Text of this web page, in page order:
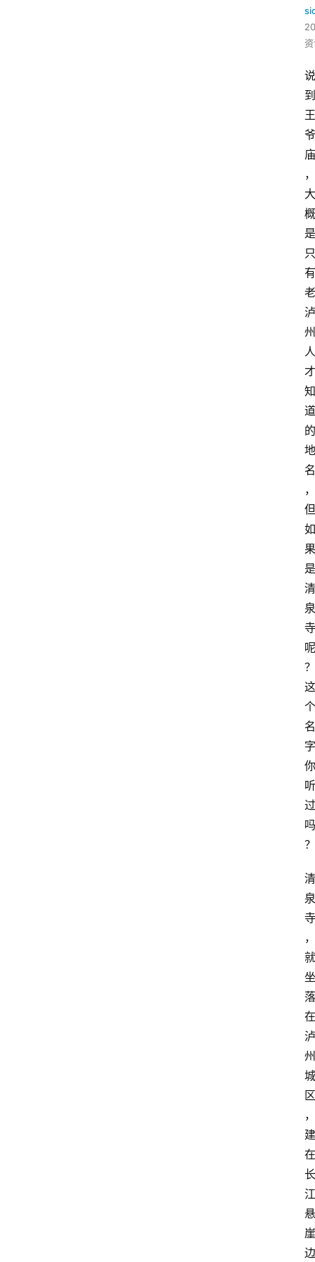
说
到
王
爷
庙
，
大
概
是
只
有
老
泸
州
人
才
知
道
的
地
名
，
但
如
果
是
清
泉
寺
呢
？
这
个
名
字
你
听
过
吗
？
清
泉
寺
，
就
坐
落
在
泸
州
城
区
，
建
在
长
江
悬
崖
边